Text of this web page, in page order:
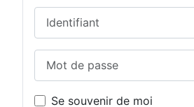
Se souvenir de moi